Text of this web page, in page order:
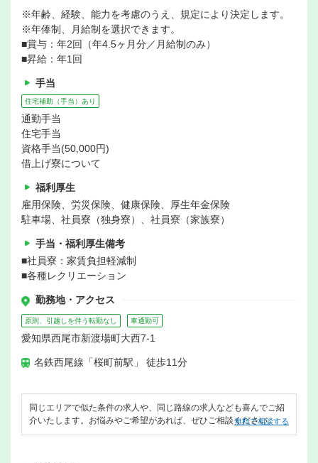
※年齢、経験、能力を考慮のうえ、規定により決定します。
※年俸制、月給制を選択できます。
■賞与：年2回（年4.5ヶ月分／月給制のみ）
■昇給：年1回
手当
住宅補助（手当）あり
通勤手当
住宅手当
資格手当(50,000円)
借上げ寮について
福利厚生
雇用保険、労災保険、健康保険、厚生年金保険
駐車場、社員寮（独身寮）、社員寮（家族寮）
手当・福利厚生備考
■社員寮：家賃負担軽減制
■各種レクリエーション
勤務地・アクセス
原則、引越しを伴う転勤なし 車通勤可
愛知県西尾市新渡場町大西7-1
名鉄西尾線「桜町前駅」 徒歩11分
同じエリアで似た条件の求人や、同じ路線の求人なども喜んでご紹
介いたします。お悩みやご希望があれば、ぜひご相談ください。
無料で相談する